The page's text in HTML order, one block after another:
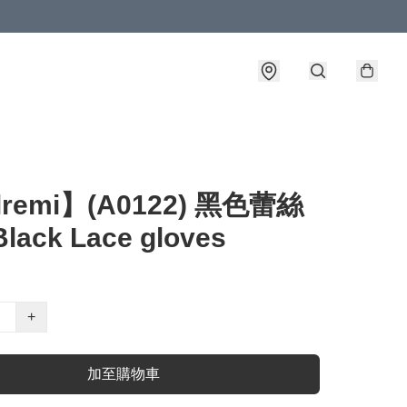
】(A0122) 黑色蕾絲
Lace gloves
+
加至購物車